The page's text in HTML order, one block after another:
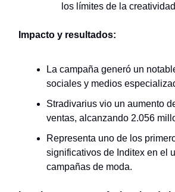
los límites de la
Impacto y resultados:
La campaña generó un
sociales y medios
Stradivarius vio un aumento
ventas, alcanzando 2.056
Representa uno de los
significativos de Inditex en el
campañas de moda.